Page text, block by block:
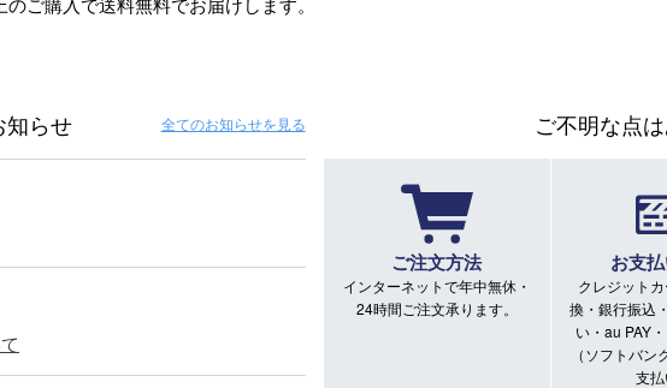
知らせ 全てのお知らせを見る ご不明な点
ご注文方法
インターネットで年中無休・
24時間ご注文承ります。
お支
クレジット
換・銀行振込
い・au PAY
（ソフトバン
支払